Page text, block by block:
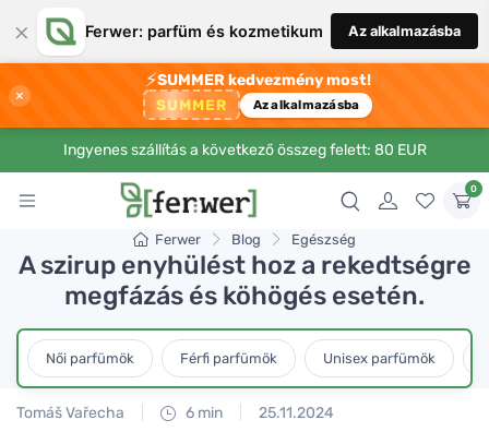
× Ferwer: parfüm és kozmetikum Az alkalmazásba
×
⚡SUMMER kedvezmény most!
SUMMER Az alkalmazásba
Ingyenes szállítás a következő összeg felett: 80 EUR
0
Ferwer Blog Egészség
A szirup enyhülést hoz a rekedtségre
megfázás és köhögés esetén.
Női parfümök Férfi parfümök Unisex parfümök
Tomáš Vařecha 6 min 25.11.2024